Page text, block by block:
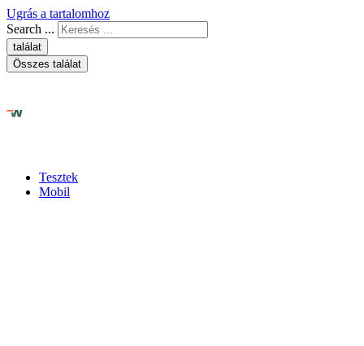
Ugrás a tartalomhoz
Search ...
találat
Összes találat
Tesztek
Mobil